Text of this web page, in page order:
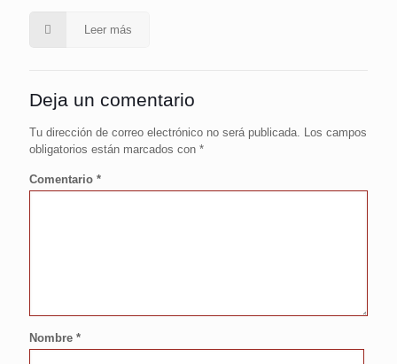
Leer más
Deja un comentario
Tu dirección de correo electrónico no será publicada. Los campos
obligatorios están marcados con *
Comentario *
Nombre *